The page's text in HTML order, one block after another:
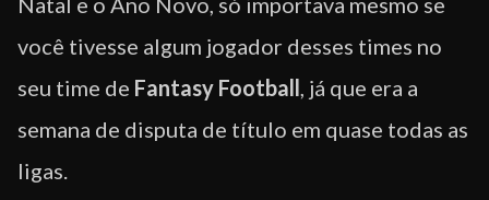
você tivesse algum jogador desses times no
seu time de Fantasy Football , já que era a
semana de disputa de título em quase todas as
ligas.